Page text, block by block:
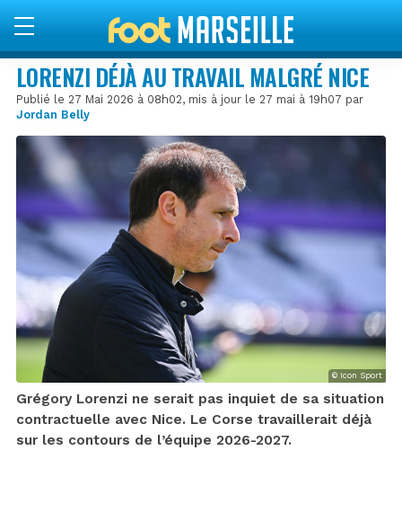
LORENZI DÉJÀ AU TRAVAIL MALGRÉ NICE
Publié le 27 Mai 2026 à 08h02, mis à jour le 27 mai à 19h07 par
Jordan Belly
© Icon Sport
Grégory Lorenzi ne serait pas inquiet de sa situation
contractuelle avec Nice. Le Corse travaillerait déjà
sur les contours de l’équipe 2026-2027.